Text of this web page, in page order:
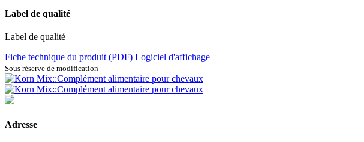
Label de qualité
Label de qualité
Fiche technique du produit (PDF) Logiciel d'affichage
Sous réserve de modification
Adresse